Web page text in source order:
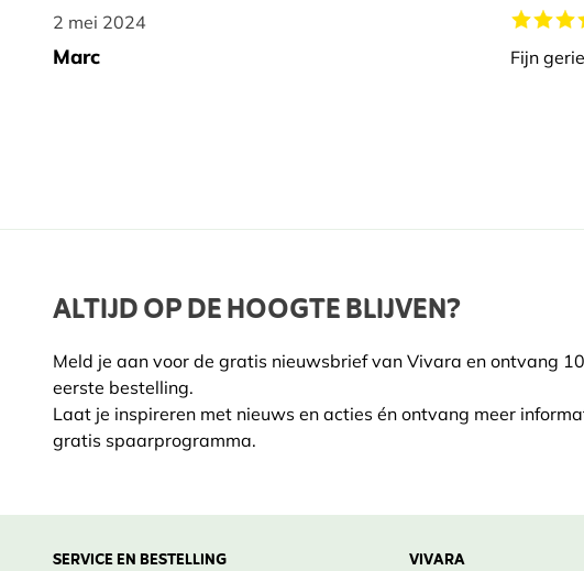
2 mei 2024
2 mei 2024
Marc Fijn
ALTIJD OP DE HOOGTE BLIJVEN?
Meld je aan voor de gratis nieuwsbrief van Vivara en ontvang
eerste bestelling.
Laat je inspireren met nieuws en acties én ontvang meer
gratis spaarprogramma.
SERVICE EN BESTELLING VIVARA